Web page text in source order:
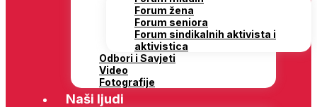
Forum žena
Forum seniora
Forum sindikalnih aktivista i
aktivistica
Odbori i Savjeti
Video
Fotografije
Naši ljudi